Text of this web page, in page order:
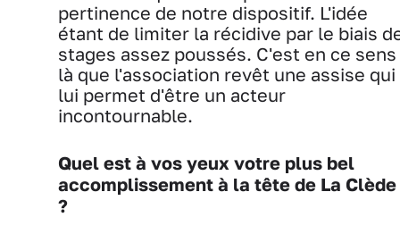
pertinence de notre dispositif. L'idée
étant de limiter la récidive par le biais
stages assez poussés. C'est en ce sens
là que l'association revêt une assise qui
lui permet d'être un acteur
incontournable.
Quel est à vos yeux votre plus bel
accomplissement à la tête de La Clède
?